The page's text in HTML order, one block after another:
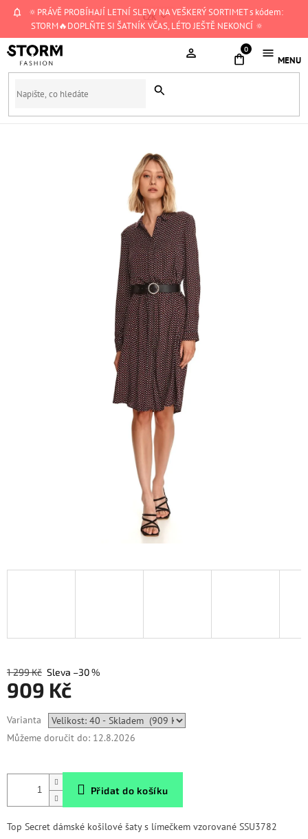
Přejít
🔅PRÁVĚ PROBÍHAJÍ LETNÍ SLEVY NA VEŠKERÝ SORTIMET s kódem:
STORM🔥DOPLŇTE SI ŠATNÍK VČAS, LÉTO JEŠTĚ NEKONCÍ 🔅
CZK
NÁKUPNÍ
1 299 Kč –30 %
909 Kč
cena:
Varianta
Můžeme doručit do: 12.8.2026
Přidat do košíku
Top Secret dámské košilové šaty s límečkem vzorované SSU3782